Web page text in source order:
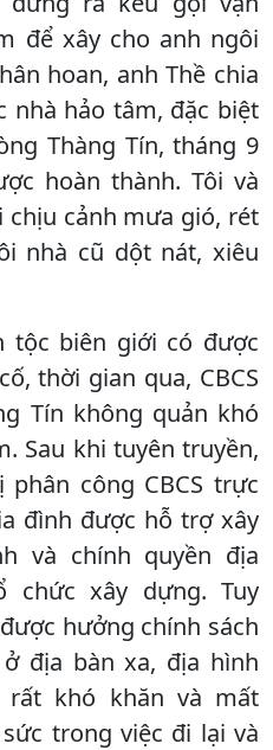
để xây cho anh ngôi
hoan, anh Thề chia
nhà hảo tâm, đặc biệt
Thàng Tín, tháng 9
hoàn thành. Tôi và
chịu cảnh mưa gió, rét
nhà cũ dột nát, xiêu
tộc biên giới có được
thời gian qua, CBCS
Tín không quản khó
Sau khi tuyên truyền,
công CBCS trực
đình được hỗ trợ xây
và chính quyền địa
chức xây dựng. Tuy
hưởng chính sách
địa bàn xa, địa hình
rất khó khăn và mất
trong việc đi lại và